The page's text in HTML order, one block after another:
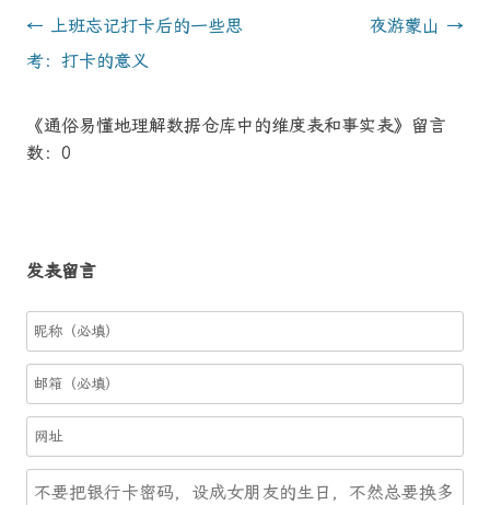
Post
navigation
← 上班忘记打卡后的一些思
考：打卡的意义
夜游蒙山 →
《通俗易懂地理解数据仓库中的维度表和事实表》留言
数：0
发表留言